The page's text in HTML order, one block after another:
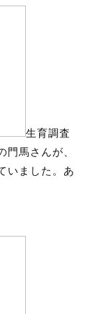
生育調査
馬さんが、
いました。あ